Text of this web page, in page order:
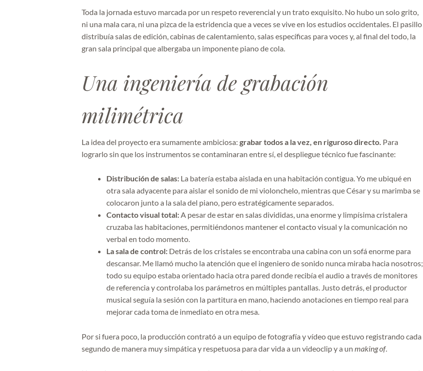
Toda la jornada estuvo marcada por un respeto reverencial y un trato exquisito. No hubo un solo grito,
ni una mala cara, ni una pizca de la estridencia que a veces se vive en los estudios occidentales. El pasillo
distribuía salas de edición, cabinas de calentamiento, salas específicas para voces y, al final del todo, la
gran sala principal que albergaba un imponente piano de cola.
Una ingeniería de grabación
milimétrica
La idea del proyecto era sumamente ambiciosa: grabar todos a la vez, en riguroso directo. Para
lograrlo sin que los instrumentos se contaminaran entre sí, el despliegue técnico fue fascinante:
Distribución de salas: La batería estaba aislada en una habitación contigua. Yo me ubiqué en
otra sala adyacente para aislar el sonido de mi violonchelo, mientras que César y su marimba se
colocaron junto a la sala del piano, pero estratégicamente separados.
Contacto visual total:A pesar de estar en salas divididas, una enorme y limpísima cristalera
cruzaba las habitaciones, permitiéndonos mantener el contacto visual y la comunicación no
verbal en todo momento.
La sala de control: Detrás de los cristales se encontraba una cabina con un sofá enorme para
descansar. Me llamó mucho la atención que el ingeniero de sonido nunca miraba hacia nosotros;
todo su equipo estaba orientado hacia otra pared donde recibía el audio a través de monitores
de referencia y controlaba los parámetros en múltiples pantallas. Justo detrás, el productor
musical seguía la sesión con la partitura en mano, haciendo anotaciones en tiempo real para
mejorar cada toma de inmediato en otra mesa.
Por si fuera poco, la producción contrató a un equipo de fotografía y vídeo que estuvo registrando cada
segundo de manera muy simpática y respetuosa para dar vida a un videoclip y a un making of.